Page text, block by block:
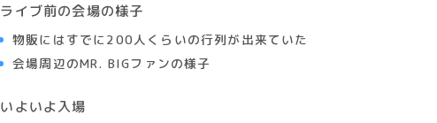
ライブ前の会場の様子
物販にはすでに200人くらいの行列が出来ていた
会場周辺のMR. BIGファンの様子
いよいよ入場